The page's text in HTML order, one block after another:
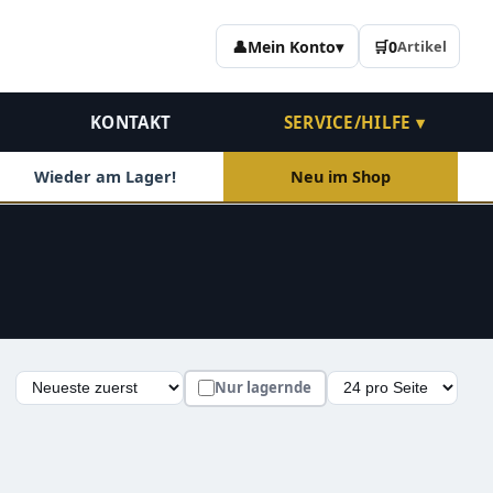
👤Mein Konto▾ 🛒0Artikel
KONTAKT SERVICE/HILFE ▾
Wieder am Lager! Neu im Shop
Auswahl lädt die Seite automatisch mit den neuen
Sortierung Nur lagernde Artikel pro Seite